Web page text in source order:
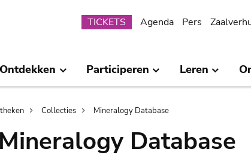
Submenu
TICKETS Agenda Pers
Ontdekken Participeren Leren
Collecties Mineralogy Database
Mineralogy Database